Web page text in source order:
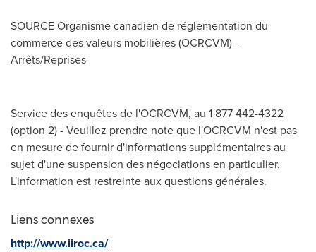
SOURCE Organisme canadien de réglementation du
commerce des valeurs mobilières (OCRCVM) -
Arrêts/Reprises
Service des enquêtes de l'OCRCVM, au 1 877 442-4322
(option 2) - Veuillez prendre note que l'OCRCVM n'est pas
en mesure de fournir d'informations supplémentaires au
sujet d'une suspension des négociations en particulier.
L'information est restreinte aux questions générales.
Liens connexes
http://www.iiroc.ca/